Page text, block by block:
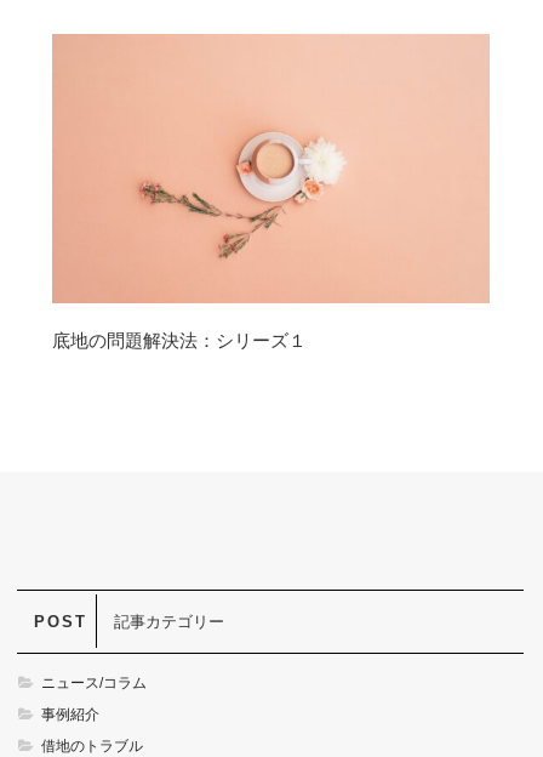
底地の問題解決法：シリーズ１
記事カテゴリー
ニュース/コラム
事例紹介
借地のトラブル